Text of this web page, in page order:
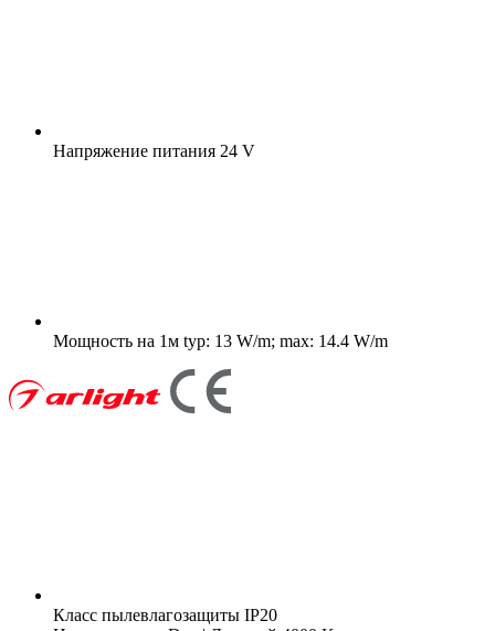
Напряжение питания 24 V
Мощность на 1м typ: 13 W/m; max: 14.4 W/m
Класс пылевлагозащиты IP20